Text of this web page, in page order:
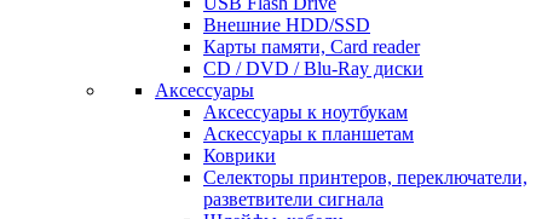
Внешние HDD/SSD
Карты памяти, Card reader
CD / DVD / Blu-Ray диски
Аксессуары
Аксессуары к ноутбукам
Аскессуары к планшетам
Коврики
Селекторы принтеров, переключатели,
разветвители сигнала